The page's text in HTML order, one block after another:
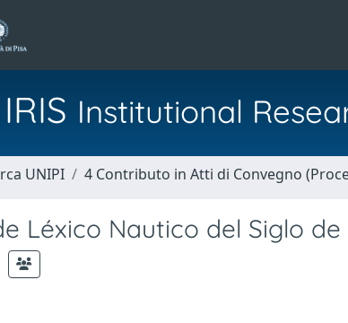
Institutional
UNIPI 4 Contributo in Atti di Convegno
Léxico Nautico del Siglo